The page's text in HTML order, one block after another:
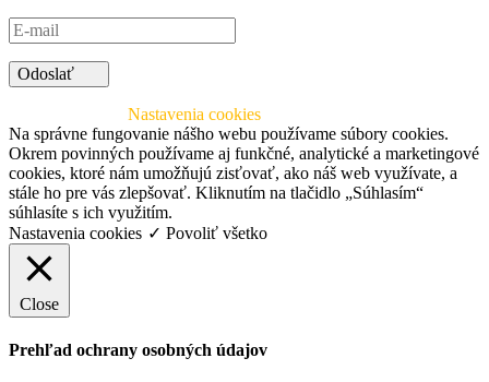
Odoslať
Nastavenia cookies
Na správne fungovanie nášho webu používame súbory cookies.
Okrem povinných používame aj funkčné, analytické a marketingové
cookies, ktoré nám umožňujú zisťovať, ako náš web využívate, a
stále ho pre vás zlepšovať. Kliknutím na tlačidlo „Súhlasím“
súhlasíte s ich využitím.
Nastavenia cookies ✓ Povoliť všetko
Close
Prehľad ochrany osobných údajov